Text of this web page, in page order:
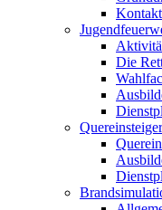
Kontakt
Die
Quereinsteiger